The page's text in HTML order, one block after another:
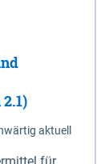
aktuell